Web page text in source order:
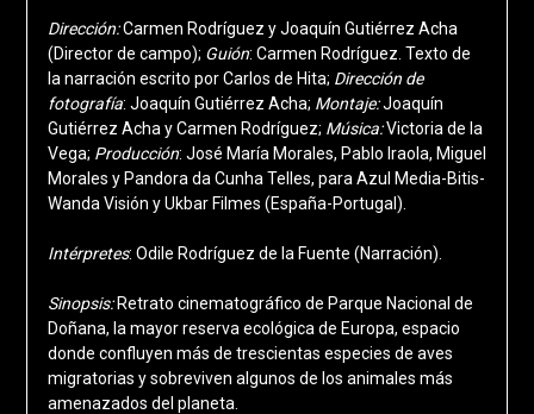
Dirección: Carmen Rodríguez y Joaquín Gutiérrez Acha
(Director de campo); Guión: Carmen Rodríguez. Texto de
la narración escrito por Carlos de Hita; Dirección de
fotografía: Joaquín Gutiérrez Acha; Montaje: Joaquín
Gutiérrez Acha y Carmen Rodríguez; Música: Victoria de la
Vega; Producción: José María Morales, Pablo Iraola, Miguel
Morales y Pandora da Cunha Telles, para Azul Media-Bitis-
Wanda Visión y Ukbar Filmes (España-Portugal).
Intérpretes: Odile Rodríguez de la Fuente (Narración).
Sinopsis:Retrato cinematográfico de Parque Nacional de
Doñana, la mayor reserva ecológica de Europa, espacio
donde confluyen más de trescientas especies de aves
migratorias y sobreviven algunos de los animales más
amenazados del planeta.